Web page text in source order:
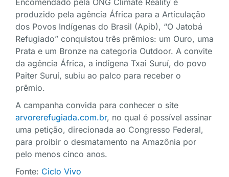
produzido pela agência África para a Articulação
dos Povos Indígenas do Brasil (Apib), “O Jatobá
Refugiado” conquistou três prêmios: um Ouro, uma
Prata e um Bronze na categoria Outdoor. A convite
da agência África, a indígena Txai Suruí, do povo
Paiter Suruí, subiu ao palco para receber o
prêmio.
A campanha convida para conhecer o site
arvorerefugiada.com.br, no qual é possível assinar
uma petição, direcionada ao Congresso Federal,
para proibir o desmatamento na Amazônia por
pelo menos cinco anos.
Fonte: Ciclo Vivo